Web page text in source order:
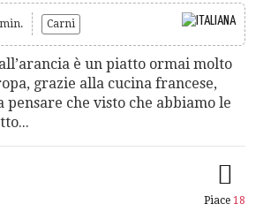
Carni
è un piatto ormai molto
grazie alla cucina francese,
pensare che visto che abbiamo le
Piace 18